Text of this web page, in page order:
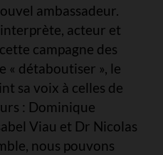
ambassadeur.
acteur et
campagne des
« détaboutiser », le
sa voix à celles de
: Dominique
Viau et Dr Nicolas
nous pouvons